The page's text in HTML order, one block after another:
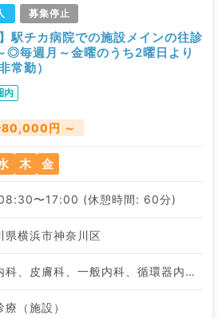
募集停止
駅チカ病院での施設メインの往診
◎毎週月～金曜のうち2曜日より
常勤）
内
80,000円 ～
木 金
〜17:00 (休憩時間: 60分)
県横浜市神奈川区
神経内科、皮膚科、一般内科、循環器内科、呼吸器内科、消化器内科、内分泌・代謝内科、腎臓内科、老年内科、血液内科
療（施設）